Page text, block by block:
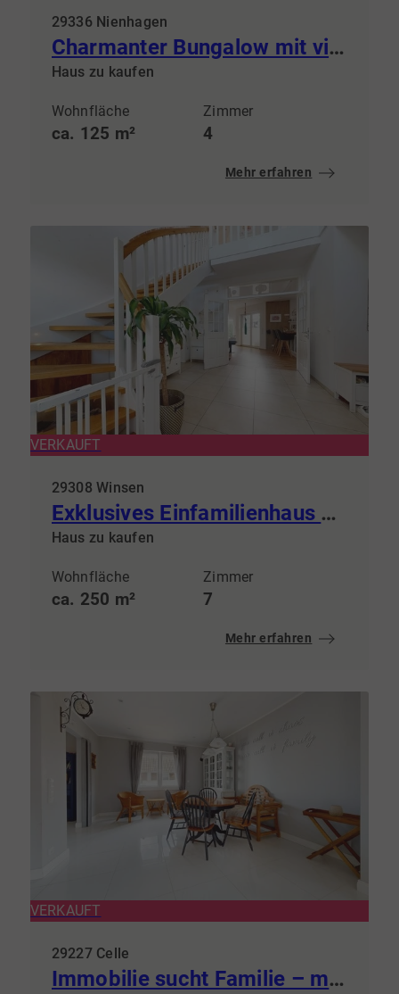
29336 Nienhagen
Charmanter Bungalow mit viel Potential in Nienhagen
Haus zu kaufen
Wohnfläche
ca. 125 m²
Zimmer
4
Mehr erfahren
VERKAUFT
29308 Winsen
Exklusives Einfamilienhaus mit Stil und Technik auf ca.250m² Wohnfläche
Haus zu kaufen
Wohnfläche
ca. 250 m²
Zimmer
7
Mehr erfahren
VERKAUFT
29227 Celle
Immobilie sucht Familie – modern & zum Wohlfühlen